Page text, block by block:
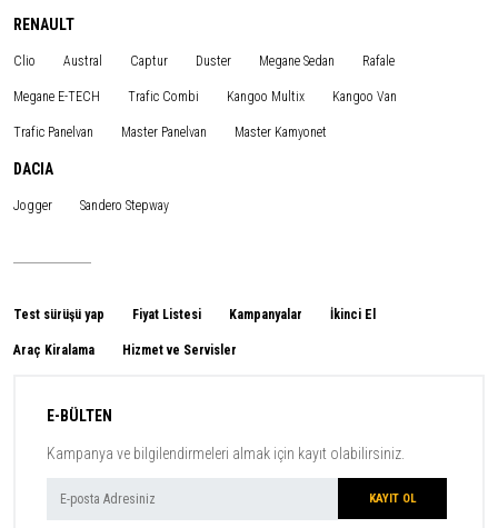
RENAULT
Clio Austral Captur Duster Megane Sedan Rafale
Megane E-TECH Trafic Combi Kangoo Multix Kangoo Van
Trafic Panelvan Master Panelvan Master Kamyonet
DACIA
Jogger Sandero Stepway
Test sürüşü yap Fiyat Listesi Kampanyalar İkinci El
Araç Kiralama Hizmet ve Servisler
E-BÜLTEN
Kampanya ve bilgilendirmeleri almak için kayıt olabilirsiniz.